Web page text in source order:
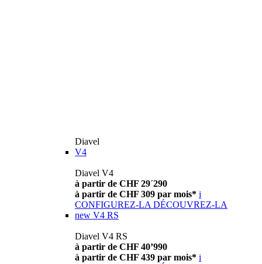
Diavel
V4
Diavel V4
à partir de CHF 29´290
à partir de CHF 309 par mois* i
CONFIGUREZ-LA DÉCOUVREZ-LA
new V4 RS
Diavel V4 RS
à partir de CHF 40’990
à partir de CHF 439 par mois* i